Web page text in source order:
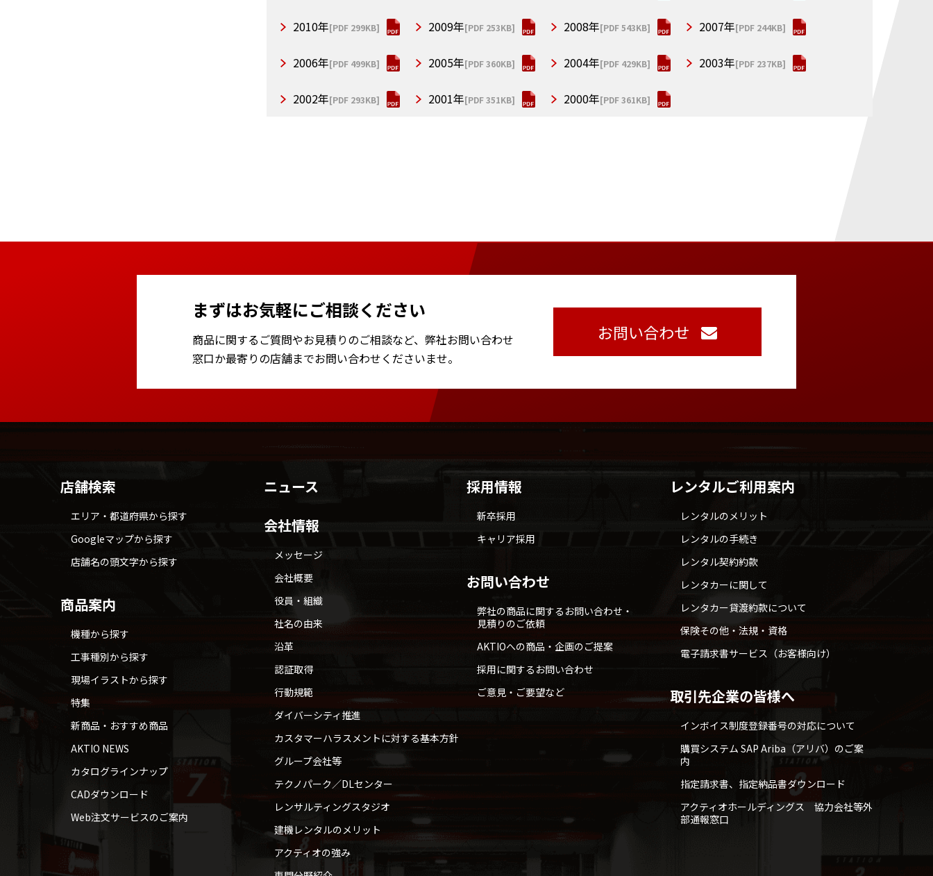
2010年[PDF 299KB] 2009年[PDF 253KB] 2008年[PDF 543KB] 2007年[PDF 244KB]
2006年[PDF 499KB] 2005年[PDF 360KB] 2004年[PDF 429KB] 2003年[PDF 237KB]
2002年[PDF 293KB] 2001年[PDF 351KB] 2000年[PDF 361KB]
まずはお気軽にご相談ください
商品に関するご質問やお見積りのご相談など、 弊社お問い合わせ
窓口か最寄りの店舗までお問い合わせくださいませ。
お問い合わせ
店舗検索
エリア・都道府県から探す
Googleマップから探す
店舗名の頭文字から探す
商品案内
機種から探す
工事種別から探す
現場イラストから探す
特集
新商品・おすすめ商品
AKTIO NEWS
カタログラインナップ
CADダウンロード
Web注文サービスのご案内
ニュース
会社情報
メッセージ
会社概要
役員・組織
社名の由来
沿革
認証取得
行動規範
ダイバーシティ推進
カスタマーハラスメントに対する基本方針
グループ会社等
テクノパーク／DLセンター
レンサルティングスタジオ
建機レンタルのメリット
アクティオの強み
採用情報
新卒採用
キャリア採用
お問い合わせ
弊社の商品に関するお問い合わせ・
見積りのご依頼
AKTIOへの商品・企画のご提案
採用に関するお問い合わせ
ご意見・ご要望など
レンタルご利用案内
レンタルのメリット
レンタルの手続き
レンタル契約約款
レンタカーに関して
レンタカー貸渡約款について
保険その他・法規・資格
電子請求書サービス（お客様向け）
取引先企業の皆様へ
インボイス制度登録番号の対応について
購買システム SAP Ariba（アリバ）のご案
内
指定請求書、指定納品書ダウンロード
アクティオホールディングス 協力会社等外
部通報窓口